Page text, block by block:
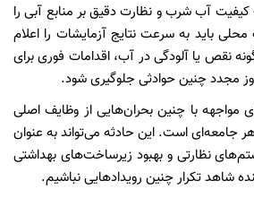
کیفیت آب شرب و نظارت دقیق بر منابع آبی را
باید به سرعت نتایج آزمایشات را اعلام
نقص یا آلودگی در آب، اقدامات فوری برای
مجدد چنین حوادثی جلوگیری شود.
مواجهه با چنین بحران‌هایی از وظایف اصلی
جامعه‌ای است. این حادثه می‌تواند به عنوان
نظارتی و بهبود زیرساخت‌های بهداشتی
شاهد تکرار چنین رویدادهایی نباشیم.